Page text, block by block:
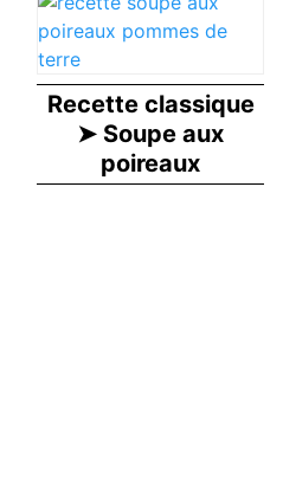
Recette classique
➤ Soupe aux
poireaux